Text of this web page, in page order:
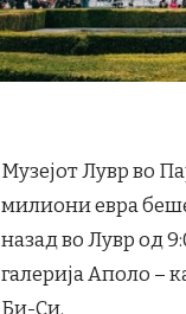
Музејот Лувр во
милиони евра
назад во Лувр од
галерија Аполо –
Би-Си.